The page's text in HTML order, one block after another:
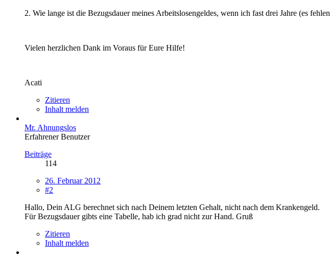
2. Wie lange ist die Bezugsdauer meines Arbeitslosengeldes, wenn ich fast drei Jahre (es
Vielen herzlichen Dank im Voraus für Eure Hilfe!
Acati
Zitieren
Inhalt melden
Mr. Ahnungslos
Erfahrener Benutzer
Beiträge
114
26. Februar 2012
#2
Hallo, Dein ALG berechnet sich nach Deinem letzten Gehalt, nicht nach dem Krankengeld.
Für Bezugsdauer gibts eine Tabelle, hab ich grad nicht zur Hand. Gruß
Zitieren
Inhalt melden